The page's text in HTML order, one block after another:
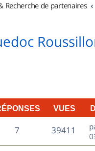
Recherche de partenaires
VUES
7R
é
39411
u
D
e
r